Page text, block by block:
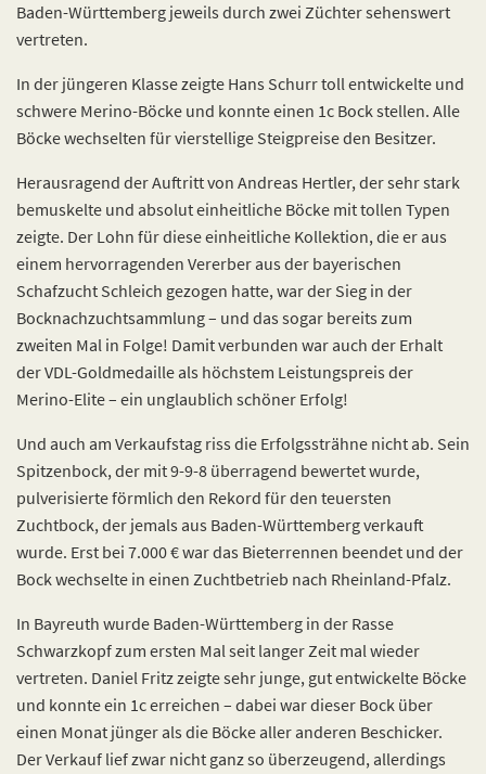
Baden-Württemberg jeweils durch zwei Züchter sehenswert
vertreten.
In der jüngeren Klasse zeigte Hans Schurr toll entwickelte und
schwere Merino-Böcke und konnte einen 1c Bock stellen. Alle
Böcke wechselten für vierstellige Steigpreise den Besitzer.
Herausragend der Auftritt von Andreas Hertler, der sehr stark
bemuskelte und absolut einheitliche Böcke mit tollen Typen
zeigte. Der Lohn für diese einheitliche Kollektion, die er aus
einem hervorragenden Vererber aus der bayerischen
Schafzucht Schleich gezogen hatte, war der Sieg in der
Bocknachzuchtsammlung – und das sogar bereits zum
zweiten Mal in Folge! Damit verbunden war auch der Erhalt
der VDL-Goldmedaille als höchstem Leistungspreis der
Merino-Elite – ein unglaublich schöner Erfolg!
Und auch am Verkaufstag riss die Erfolgssträhne nicht ab. Sein
Spitzenbock, der mit 9-9-8 überragend bewertet wurde,
pulverisierte förmlich den Rekord für den teuersten
Zuchtbock, der jemals aus Baden-Württemberg verkauft
wurde. Erst bei 7.000 € war das Bieterrennen beendet und der
Bock wechselte in einen Zuchtbetrieb nach Rheinland-Pfalz.
In Bayreuth wurde Baden-Württemberg in der Rasse
Schwarzkopf zum ersten Mal seit langer Zeit mal wieder
vertreten. Daniel Fritz zeigte sehr junge, gut entwickelte Böcke
und konnte ein 1c erreichen – dabei war dieser Bock über
einen Monat jünger als die Böcke aller anderen Beschicker.
Der Verkauf lief zwar nicht ganz so überzeugend, allerdings